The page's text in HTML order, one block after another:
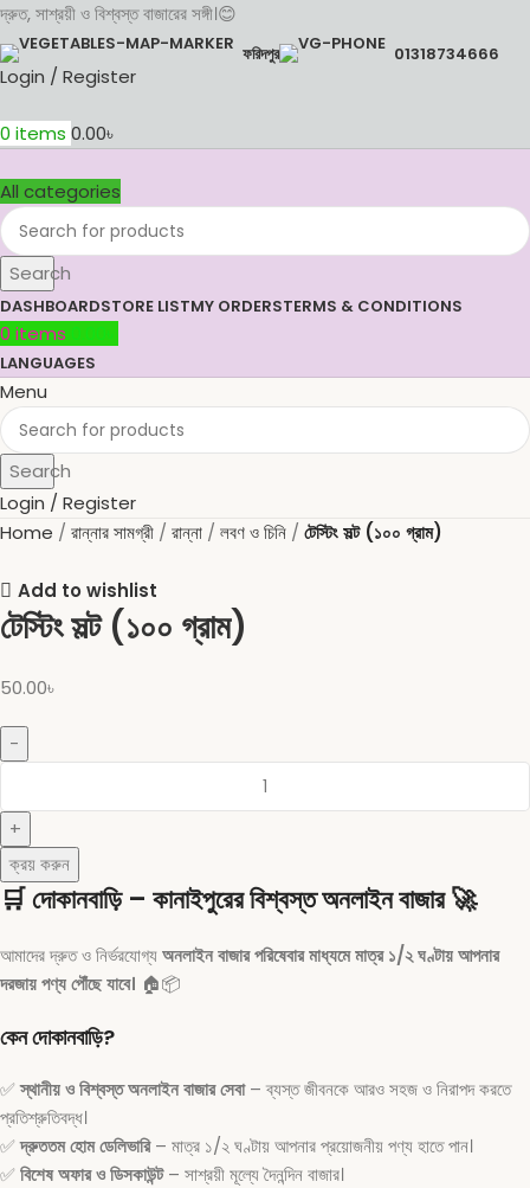
দ্রুত, সাশ্রয়ী ও বিশ্বস্ত বাজারের সঙ্গী।😊
ফরিদপুর 01318734666
Login / Register
0 items 0.00৳
All categories
Search
DASHBOARDSTORE LISTMY ORDERSTERMS & CONDITIONS
0 items
LANGUAGES
Menu
Search
Login / Register
Home
রান্নার সামগ্রী রান্না লবণ ও চিনি টেস্টিং সল্ট (১০০ গ্রাম)
Add to wishlist
টেস্টিং সল্ট (১০০ গ্রাম)
50.00৳
ক্রয় করুন
🛒দোকানবাড়ি – কানাইপুরের বিশ্বস্ত অনলাইন বাজার🚀
আমাদের দ্রুত ও নির্ভরযোগ্যঅনলাইন বাজার পরিষেবার মাধ্যমে মাত্র ১/২ ঘণ্টায় আপনার
দরজায় পণ্য পৌঁছে যাবে। 🏠📦
কেন দোকানবাড়ি?
✅স্থানীয় ও বিশ্বস্ত অনলাইন বাজার সেবা– ব্যস্ত জীবনকে আরও সহজ ও নিরাপদ করতে
প্রতিশ্রুতিবদ্ধ।
✅দ্রুততম হোম ডেলিভারি– মাত্র ১/২ ঘণ্টায় আপনার প্রয়োজনীয় পণ্য হাতে পান।
✅ বিশেষ অফার ও ডিসকাউন্ট– সাশ্রয়ী মূল্যে দৈনন্দিন বাজার।